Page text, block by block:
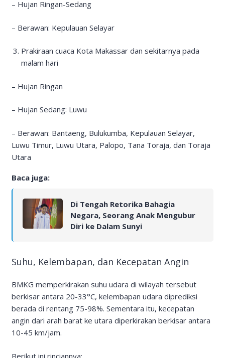
– Hujan Ringan-Sedang
– Berawan: Kepulauan Selayar
Prakiraan cuaca Kota Makassar dan sekitarnya pada
malam hari
– Hujan Ringan
– Hujan Sedang: Luwu
– Berawan: Bantaeng, Bulukumba, Kepulauan Selayar,
Luwu Timur, Luwu Utara, Palopo, Tana Toraja, dan Toraja
Utara
Baca juga:
Di Tengah Retorika Bahagia
Negara, Seorang Anak Mengubur
Diri ke Dalam Sunyi
Suhu, Kelembapan, dan Kecepatan Angin
BMKG memperkirakan suhu udara di wilayah tersebut
berkisar antara 20-33°C, kelembapan udara diprediksi
berada di rentang 75-98%. Sementara itu, kecepatan
angin dari arah barat ke utara diperkirakan berkisar antara
10-45 km/jam.
Berikut ini rinciannya: